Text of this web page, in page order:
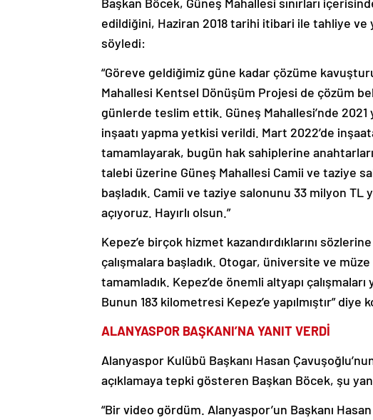
edildiğini, Haziran 2018 tarihi itibari ile tahliye ve
söyledi:
“Göreve geldiğimiz güne kadar çözüme
Mahallesi Kentsel Dönüşüm Projesi de çözüm
günlerde teslim ettik. Güneş Mahallesi’nde 2021
inşaatı yapma yetkisi verildi. Mart 2022’de
tamamlayarak, bugün hak sahiplerine anahtarları
talebi üzerine Güneş Mahallesi Camii ve taziye
başladık. Camii ve taziye salonunu 33 milyon TL
açıyoruz. Hayırlı olsun.”
Kepez’e birçok hizmet kazandırdıklarını
çalışmalara başladık. Otogar, üniversite ve
tamamladık. Kepez’de önemli altyapı
Bunun 183 kilometresi Kepez’e yapılmıştır” diye
ALANYASPOR BAŞKANI’NA YANIT VERDİ
Alanyaspor Kulübü Başkanı Hasan
açıklamaya tepki gösteren Başkan Böcek, şu
“Bir video gördüm. Alanyaspor’un Başkanı